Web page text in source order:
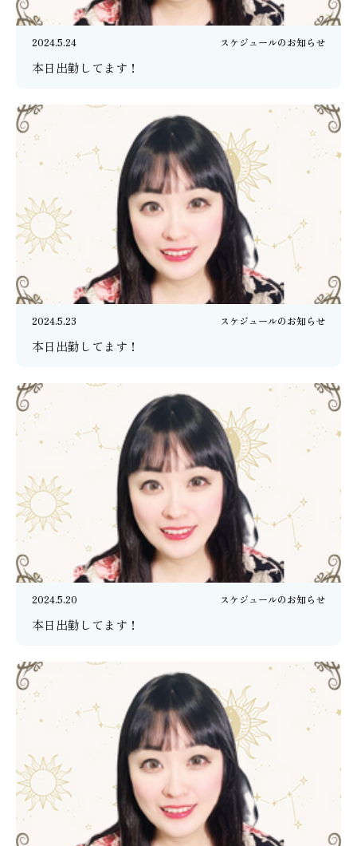
2024.5.24 スケジュールのお知らせ
本日出勤してます！
2024.5.23 スケジュールのお知らせ
本日出勤してます！
2024.5.20 スケジュールのお知らせ
本日出勤してます！